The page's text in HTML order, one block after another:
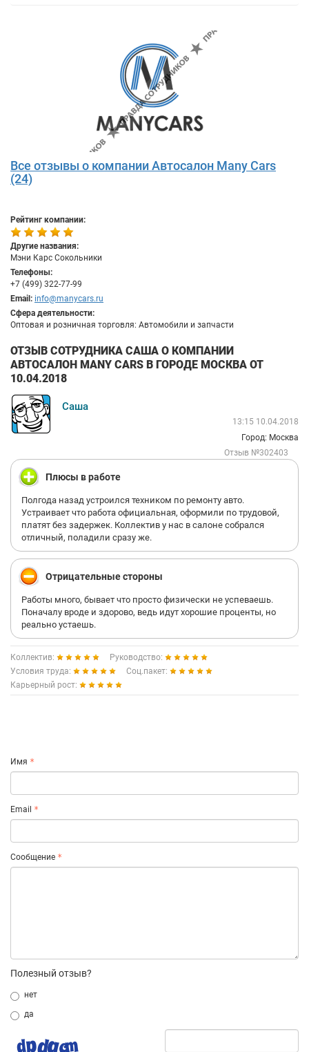
Все отзывы о компании Автосалон Many Cars
(24)
Рейтинг компании:
Другие названия:
Мэни Карс Сокольники
Телефоны:
+7 (499) 322-77-99
Email: info@manycars.ru
Сфера деятельности:
Оптовая и розничная торговля: Автомобили и запчасти
ОТЗЫВ СОТРУДНИКА САША О КОМПАНИИ
АВТОСАЛОН MANY CARS В ГОРОДЕ МОСКВА ОТ
10.04.2018
Саша
13:15 10.04.2018
Город: Москва
Отзыв №302403
Плюсы в работе
Полгода назад устроился техником по ремонту авто.
Устраивает что работа официальная, оформили по трудовой,
платят без задержек. Коллектив у нас в салоне собрался
отличный, поладили сразу же.
Отрицательные стороны
Работы много, бывает что просто физически не успеваешь.
Поначалу вроде и здорово, ведь идут хорошие проценты, но
реально устаешь.
Коллектив:
Руководство:
Условия труда:
Соц.пакет:
Карьерный рост:
Имя
Email
Сообщение
Полезный отзыв?
нет
да